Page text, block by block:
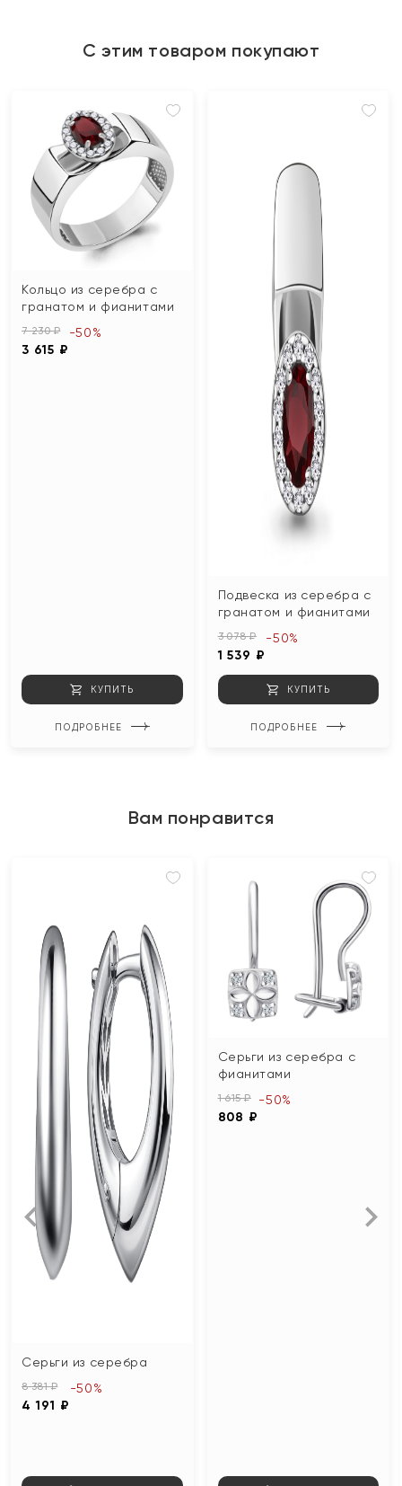
С этим товаром покупают
Кольцо из серебра с
гранатом и фианитами
7 230 ₽
3 615 ₽
-50%
КУПИТЬ
ПОДРОБНЕЕ
Подвеска из серебра с
гранатом и фианитами
3 078 ₽
1 539 ₽
-50%
КУПИТЬ
ПОДРОБНЕЕ
Вам понравится
Серьги из серебра
8 381 ₽
4 191 ₽
-50%
Серьги из серебра с
фианитами
1 615 ₽
808 ₽
-50%